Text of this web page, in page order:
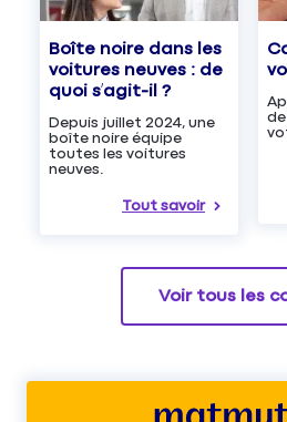
Boîte noire dans les
voitures neuves : de
quoi s’agit-il ?
Depuis juillet 2024, une
boîte noire équipe
toutes les voitures
neuves.
Tout savoir
Voir tous les